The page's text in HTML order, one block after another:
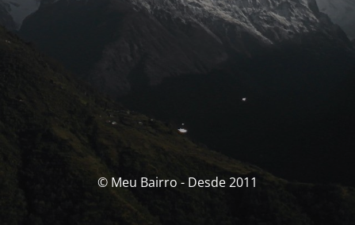
© Meu Bairro - Desde 2011